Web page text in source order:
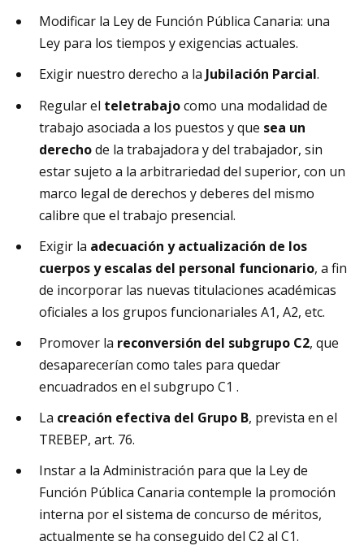
Modificar la Ley de Función Pública Canaria: una
Ley para los tiempos y exigencias actuales.
Exigir nuestro derecho a la Jubilación Parcial.
Regular el teletrabajocomo una modalidad de
trabajo asociada a los puestos y que sea un
derechode la trabajadora y del trabajador, sin
estar sujeto a la arbitrariedad del superior, con un
marco legal de derechos y deberes del mismo
calibre que el trabajo presencial.
Exigir la adecuación y actualización de los
cuerpos y escalas del personal funcionario, a fin
de incorporar las nuevas titulaciones académicas
oficiales a los grupos funcionariales A1, A2, etc.
Promover la reconversión del subgrupo C2, que
desaparecerían como tales para quedar
encuadrados en el subgrupo C1 .
La creación efectiva del Grupo B, prevista en el
TREBEP, art. 76.
Instar a la Administración para que la Ley de
Función Pública Canaria contemple la promoción
interna por el sistema de concurso de méritos,
actualmente se ha conseguido del C2 al C1.